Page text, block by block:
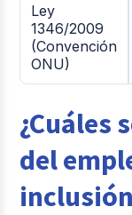
Ley
1346/2009
(Convención
ONU)
¿Cuáles
del